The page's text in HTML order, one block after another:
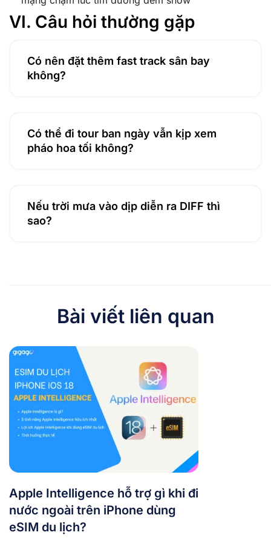
VI. Câu hỏi thường gặp
Có nên đặt thêm fast track sân bay
không?
Có thể đi tour ban ngày vẫn kịp xem
pháo hoa tối không?
Nếu trời mưa vào dịp diễn ra DIFF thì
sao?
Bài viết liên quan
Apple Intelligence hỗ trợ gì khi đi
nước ngoài trên iPhone dùng
eSIM du lịch?